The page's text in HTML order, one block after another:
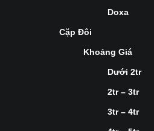
Doxa
Cặp Đôi
Khoảng Giá
Dưới 2tr
2tr – 3tr
3tr – 4tr